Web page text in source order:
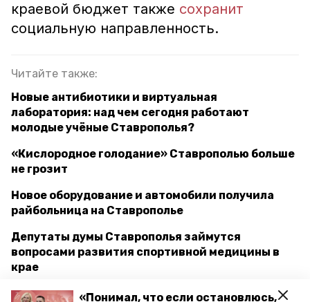
«Понимал, что если остановлюсь,
краевой бюджет также сохранит
социальную направленность.
Читайте также:
Новые антибиотики и виртуальная
лаборатория: над чем сегодня работают
молодые учёные Ставрополья?
«Кислородное голодание» Ставрополью больше
не грозит
Новое оборудование и автомобили получила
райбольница на Ставрополье
Депутаты думы Ставрополья займутся
вопросами развития спортивной медицины в
крае